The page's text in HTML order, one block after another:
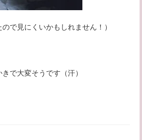
ので見にくいかもしれません！）
で大変そうです（汗）